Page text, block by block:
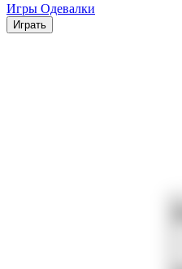
Игры Одевалки
Играть